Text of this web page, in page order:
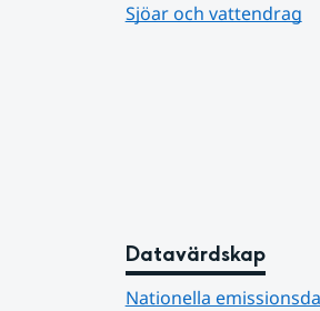
Sjöar och vattendrag
Datavärdskap
Nationella